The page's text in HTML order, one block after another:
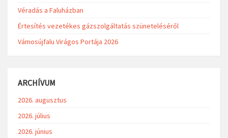
Véradás a Faluházban
Értesítés vezetékes gázszolgáltatás szüneteléséről
Vámosújfalu Virágos Portája 2026
ARCHÍVUM
2026. augusztus
2026. július
2026. június